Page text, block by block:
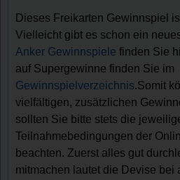
Dieses Freikarten Gewinnspiel
Vielleicht gibt es schon ein
Anker Gewinnspiele finden Sie
auf Supergewinne finden Sie im
Gewinnspielverzeichnis.Somit
vielfältigen, zusätzlichen
sollten Sie bitte stets die
Teilnahmebedingungen der
beachten. Zuerst alles gut
mitmachen lautet die Devise bei